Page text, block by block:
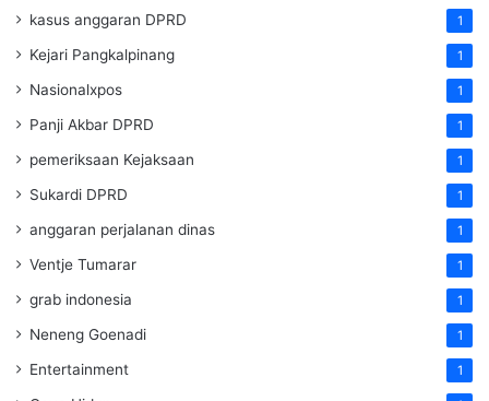
kasus anggaran DPRD 1
Kejari Pangkalpinang 1
Nasionalxpos 1
Panji Akbar DPRD 1
pemeriksaan Kejaksaan 1
Sukardi DPRD 1
anggaran perjalanan dinas 1
Ventje Tumarar 1
grab indonesia 1
Neneng Goenadi 1
Entertainment 1